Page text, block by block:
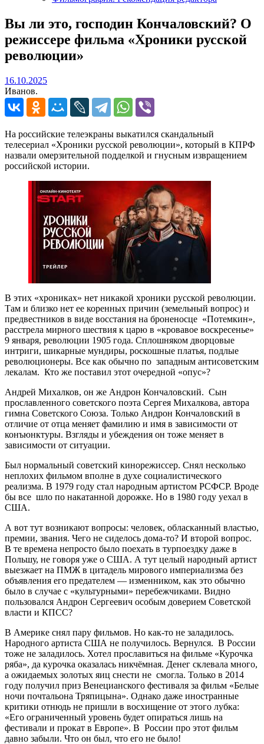
Вы ли это, господин Кончаловский? О
режиссере фильма «Хроники русской
революции»
16.10.202516.10.2025
Иванов.
На российские телеэкраны выкатился скандальный
телесериал «Хроники русской революции», который в КПРФ
назвали омерзительной подделкой и гнусным извращением
российской истории.
В этих «хрониках» нет никакой хроники русской революции.
Там и близко нет ее коренных причин (земельный вопрос) и
предвестников в виде восстания на броненосце «Потемкин»,
расстрела мирного шествия к царю в «кровавое воскресенье»
9 января, революции 1905 года. Сплошняком дворцовые
интриги, шикарные мундиры, роскошные платья, подлые
революционеры. Все как обычно по западным антисоветским
лекалам. Кто же поставил этот очередной «опус»?
Андрей Михалков, он же Андрон Кончаловский. Сын
прославленного советского поэта Сергея Михалкова, автора
гимна Советского Союза. Только Андрон Кончаловский в
отличие от отца меняет фамилию и имя в зависимости от
конъюнктуры. Взгляды и убеждения он тоже меняет в
зависимости от ситуации.
Был нормальный советский кинорежиссер. Снял несколько
неплохих фильмом вполне в духе социалистического
реализма. В 1979 году стал народным артистом РСФСР. Вроде
бы все шло по накатанной дорожке. Но в 1980 году уехал в
США.
А вот тут возникают вопросы: человек, обласканный властью,
премии, звания. Чего не сиделось дома-то? И второй вопрос.
В те времена непросто было поехать в турпоездку даже в
Польшу, не говоря уже о США. А тут целый народный артист
выезжает на ПМЖ в цитадель мирового империализма без
объявления его предателем — изменником, как это обычно
было в случае с «культурными» перебежчиками. Видно
пользовался Андрон Сергеевич особым доверием Советской
власти и КПСС?
В Америке снял пару фильмов. Но как-то не заладилось.
Народного артиста США не получилось. Вернулся. В России
тоже не заладилось. Хотел прославиться на фильме «Курочка
ряба», да курочка оказалась никчёмная. Денег склевала много,
а ожидаемых золотых яиц снести не смогла. Только в 2014
году получил приз Венецианского фестиваля за фильм «Белые
ночи почтальона Тряпицына». Однако даже иностранные
критики отнюдь не пришли в восхищение от этого лубка:
«Его ограниченный уровень будет опираться лишь на
фестивали и прокат в Европе». В России про этот фильм
давно забыли. Что он был, что его не было!